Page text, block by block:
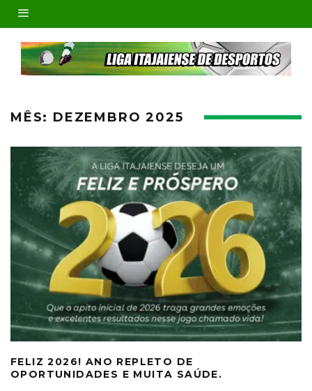
MÊS: DEZEMBRO 2025
FELIZ 2026! ANO REPLETO DE
OPORTUNIDADES E MUITA SAÚDE.